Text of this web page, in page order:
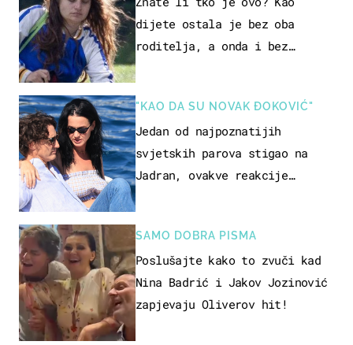
dijete ostala je bez oba
roditelja, a onda i bez
"KAO DA SU NOVAK ĐOKOVIĆ"
Jedan od najpoznatijih
svjetskih parova stigao na
Jadran, ovakve reakcije
SAMO DOBRA PISMA
Poslušajte kako to zvuči kad
Nina Badrić i Jakov Jozinović
zapjevaju Oliverov hit!